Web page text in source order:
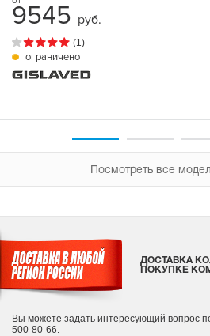
9545 руб.
(1)
ограничено
Посмотреть все
ДОСТАВКА
ПОКУПКЕ
Вы можете задать интересующий вопрос
500-80-66.